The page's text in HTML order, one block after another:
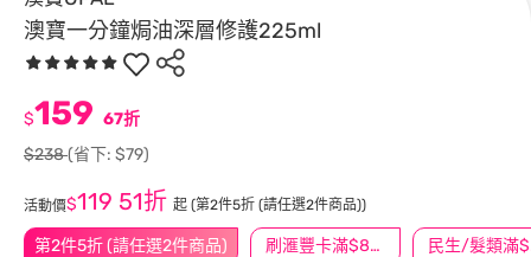
澳寶一分鐘焗油深層修護225ml
第2件5折 (請任選2件商品) 刷滙豐卡滿$888送3萬點
$159 67折
$238(省下: $79)
活動價$119 51折 起 (第2件5折 (請任選2件商品))